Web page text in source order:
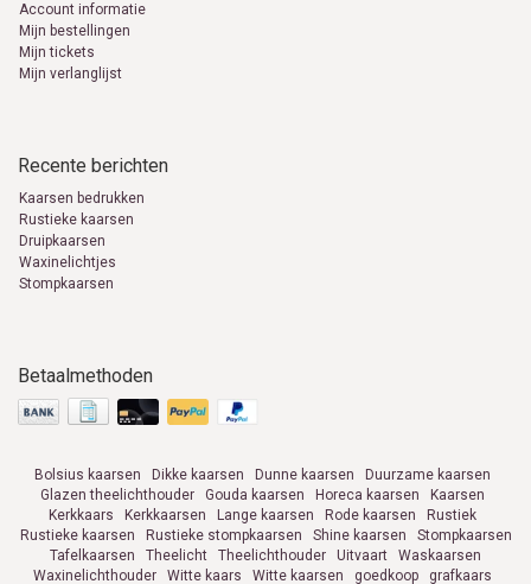
Account informatie
Mijn bestellingen
Mijn tickets
Mijn verlanglijst
Recente berichten
Kaarsen bedrukken
Rustieke kaarsen
Druipkaarsen
Waxinelichtjes
Stompkaarsen
Betaalmethoden
Bolsius kaarsen Dikke kaarsen Dunne kaarsen
Duurzame kaarsen
Glazen theelichthouder
Gouda kaarsen Horeca kaarsen
Kaarsen
Kerkkaars
Kerkkaarsen Lange kaarsen Rode kaarsen
Rustiek
Rustieke kaarsen
Rustieke stompkaarsen Shine kaarsen
Stompkaarsen
Tafelkaarsen
Theelicht Theelichthouder Uitvaart
Waskaarsen
Waxinelichthouder
Witte kaars Witte kaarsen goedkoop grafkaars